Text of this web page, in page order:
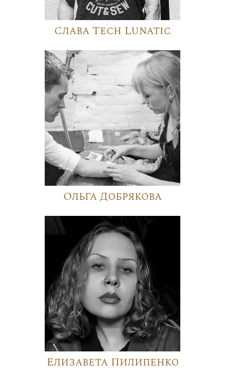
Слава Tech Lunatic
Ольга Добрякова
Елизавета Пилипенко